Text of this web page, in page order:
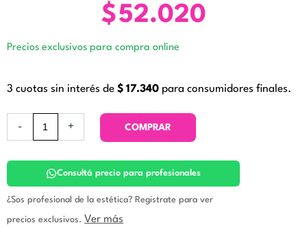
$52.020
Precios exclusivos para compra online
3 cuotas sin interés de $ 17.340 para consumidores finales.
-
Complejo
reparador
antioxidante.
Zine
cantidad
+ COMPRAR
Consultá precio para profesionales
¿Sos profesional de la estética? Registrate para ver
precios exclusivos. Ver más